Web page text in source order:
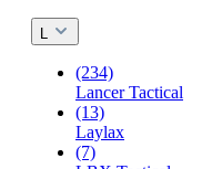
L
(234)
Lancer Tactical
(13)
Laylax
(7)